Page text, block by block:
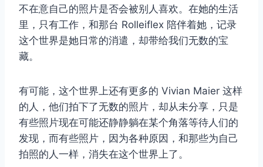
不在意自己的照片是否会被别人喜欢。在她的生活
里，只有工作，和那台 Rolleiflex 陪伴着她，记录
这个世界是她日常的消遣，却带给我们无数的宝
藏。
有可能，这个世界上还有更多的 Vivian Maier 这样
的人，他们拍下了无数的照片，却从未分享，只是
有些照片现在可能还静静躺在某个角落等待人们的
发现，而有些照片，因为各种原因，和那些为自己
拍照的人一样，消失在这个世界上了。